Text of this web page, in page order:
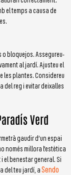
el temps a causa de
o bloquejos. Assegureu-
al jardí. Ajusteu el
les plantes. Considereu
del reg i evitar deixalles
Verd
gaudir d’un espai
només millora l’estètica
el benestar general. Si
del teu jardí, a Sendo